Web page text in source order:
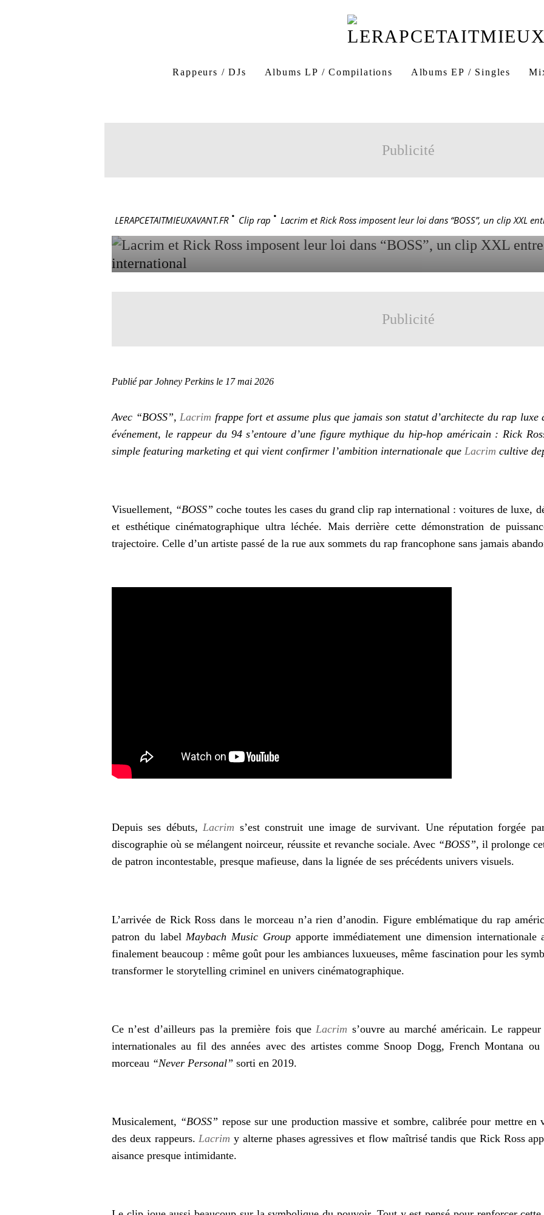
Rappeurs / DJs Albums LP / Compilations Albums EP / Singles
Publicité
LERAPCETAITMIEUXAVANT.FR > Clip rap > Lacrim et Rick Ross imposent leur loi dans “BOSS”, un clip XXL
Lacrim BOSS clip officiel clip Lacrim BOSS
Lacrim feat Rick Ross nouveau clip Lacrim Lacrim rap français Rick Ross
LACRIM ET RICK ROSS
LOI DANS “BOSS”, UN CLIP XXL
LUXE, POUVOIR ET RAP
Publicité
Publié par Johney Perkins le 17 mai 2026
Avec “BOSS”, Lacrim frappe fort et assume plus que jamais son statut d’architecte du rap
événement, le rappeur du 94 s’entoure d’une figure mythique du hip-hop américain : Rick
simple featuring marketing et qui vient confirmer l’ambition internationale que Lacrim cultive
Visuellement, “BOSS” coche toutes les cases du grand clip rap international : voitures de luxe,
et esthétique cinématographique ultra léchée. Mais derrière cette démonstration de
trajectoire. Celle d’un artiste passé de la rue aux sommets du rap francophone sans jamais
Depuis ses débuts,Lacrim s’est construit une image de survivant. Une réputation forgée
discographie où se mélangent noirceur, réussite et revanche sociale. Avec “BOSS”, il prolonge
de patron incontestable, presque mafieuse, dans la lignée de ses précédents univers visuels.
L’arrivée de Rick Ross dans le morceau n’a rien d’anodin. Figure emblématique du rap
patron du labelMaybach Music Groupapporte immédiatement une dimension internationale
finalement beaucoup : même goût pour les ambiances luxueuses, même fascination pour les
transformer le storytelling criminel en univers cinématographique.
Ce n’est d’ailleurs pas la première fois queLacrim s’ouvre au marché américain. Le
internationales au fil des années avec des artistes comme Snoop Dogg,French Montana ou
morceau “Never Personal” sorti en 2019.
Musicalement, “BOSS” repose sur une production massive et sombre, calibrée pour mettre en
des deux rappeurs.Lacrim y alterne phases agressives et flow maîtrisé tandis que Rick Ross
aisance presque intimidante.